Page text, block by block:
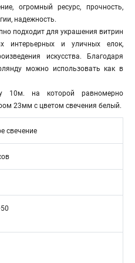
огромный ресурс, прочность,
надежность.
подходит для украшения витрин
интерьерных и уличных елок,
искусства. Благодаря
можно использовать как в
10м. на которой равномерно
23мм с цветом свечения белый.
свечение